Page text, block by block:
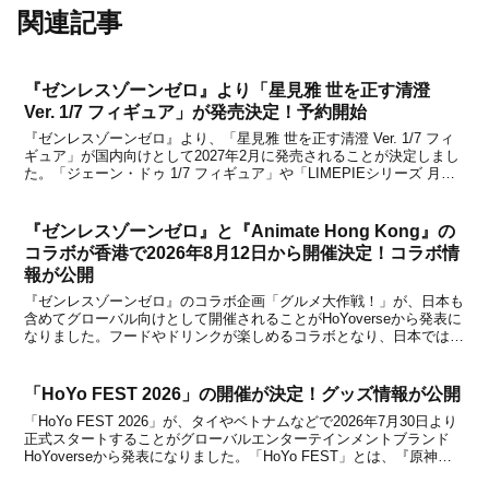
関連記事
『ゼンレスゾーンゼロ』より「星見雅 世を正す清澄
Ver. 1/7 フィギュア」が発売決定！予約開始
『ゼンレスゾーンゼロ』より、「星見雅 世を正す清澄 Ver. 1/7 フィ
ギュア」が国内向けとして2027年2月に発売されることが決定しまし
た。「ジェーン・ドゥ 1/7 フィギュア」や「LIMEPIEシリーズ 月城
『ゼンレスゾーンゼロ』と『Animate Hong Kong』の
コラボが香港で2026年8月12日から開催決定！コラボ情
報が公開
『ゼンレスゾーンゼロ』のコラボ企画「グルメ大作戦！」が、日本も
含めてグローバル向けとして開催されることがHoYoverseから発表に
なりました。フードやドリンクが楽しめるコラボとなり、日本では
「HoYo FEST 2026」の開催が決定！グッズ情報が公開
「HoYo FEST 2026」が、タイやベトナムなどで2026年7月30日より
正式スタートすることがグローバルエンターテインメントブランド
HoYoverseから発表になりました。「HoYo FEST」とは、『原神』